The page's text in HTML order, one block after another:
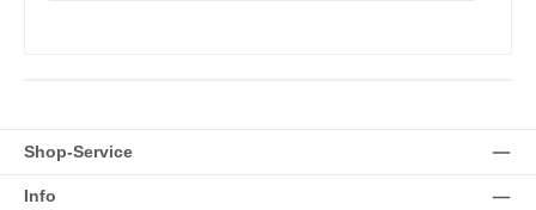
Shop-Service
Info